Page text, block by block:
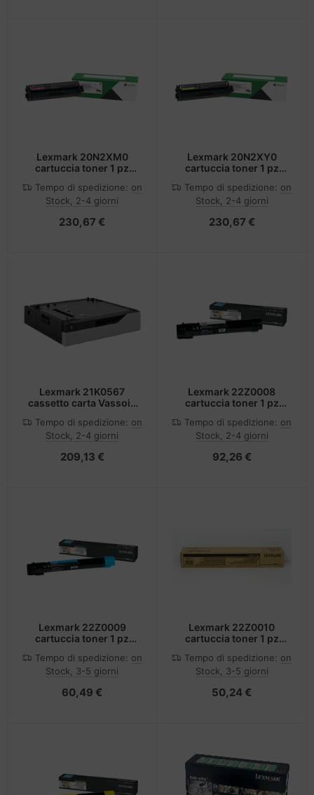
Lexmark 20N2XM0
cartuccia toner 1 pz
Tempo di spedizione: on
Stock, 2-4 giorni
230,67 €
Lexmark 20N2XY0
cartuccia toner 1 pz
Tempo di spedizione: on
Stock, 2-4 giorni
230,67 €
Lexmark 21K0567
cassetto carta Vassoio
Tempo di spedizione: on
Stock, 2-4 giorni
209,13 €
Lexmark 22Z0008
cartuccia toner 1 pz
Tempo di spedizione: on
Stock, 2-4 giorni
92,26 €
Lexmark 22Z0009
cartuccia toner 1 pz
Tempo di spedizione: on
Stock, 3-5 giorni
60,49 €
Lexmark 22Z0010
cartuccia toner 1 pz
Tempo di spedizione: on
Stock, 3-5 giorni
50,24 €